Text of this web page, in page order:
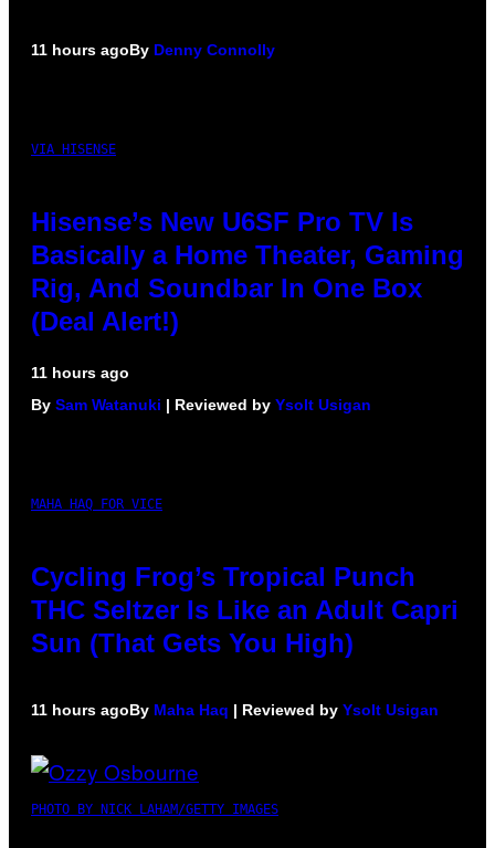
11 hours agoBy Denny Connolly
VIA HISENSE
Hisense’s New U6SF Pro TV Is
Basically a Home Theater, Gaming
Rig, And Soundbar In One Box
(Deal Alert!)
11 hours ago
By Sam Watanuki | Reviewed by Ysolt Usigan
MAHA HAQ FOR VICE
Cycling Frog’s Tropical Punch
THC Seltzer Is Like an Adult Capri
Sun (That Gets You High)
11 hours agoBy Maha Haq | Reviewed by Ysolt Usigan
PHOTO BY NICK LAHAM/GETTY IMAGES